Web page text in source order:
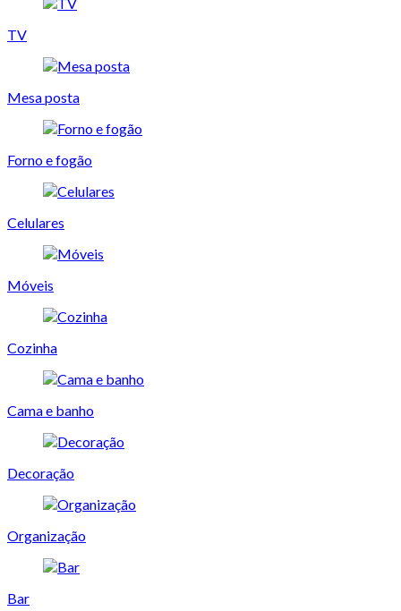
TV
Mesa posta
Forno e fogão
Celulares
Móveis
Cozinha
Cama e banho
Decoração
Organização
Bar